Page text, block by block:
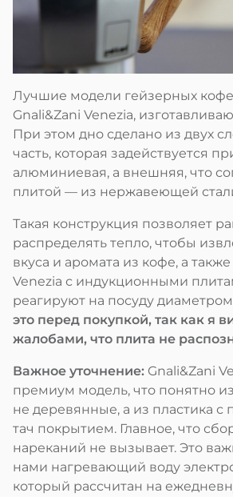
Лучшие модели гейзерных
Gnali&Zani Venezia,
При этом дно сделано из двух
часть, которая задействуется
алюминиевая, а внешняя, что
плитой — из нержавеющей
Такая конструкция позволяет
распределять тепло, чтобы
вкуса и аромата из кофе, а
Venezia с индукционными
реагируют на посуду
это перед покупкой, так как я
жалобами, что плита не
Важное уточнение: Gnali&Zani
премиум модель, что понятно
не деревянные, а из пластика с
тач покрытием. Главное, что
нареканий не вызывает. Это
нами нагревающий воду
который рассчитан на